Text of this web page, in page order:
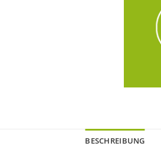
BESCHREIBUNG